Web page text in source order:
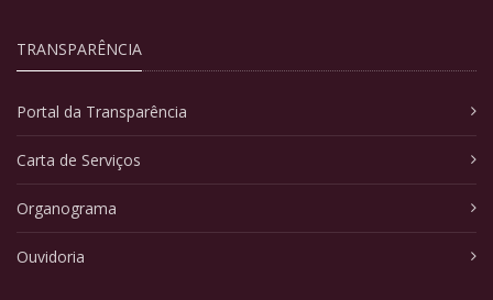
TRANSPARÊNCIA
Portal da Transparência
Carta de Serviços
Organograma
Ouvidoria